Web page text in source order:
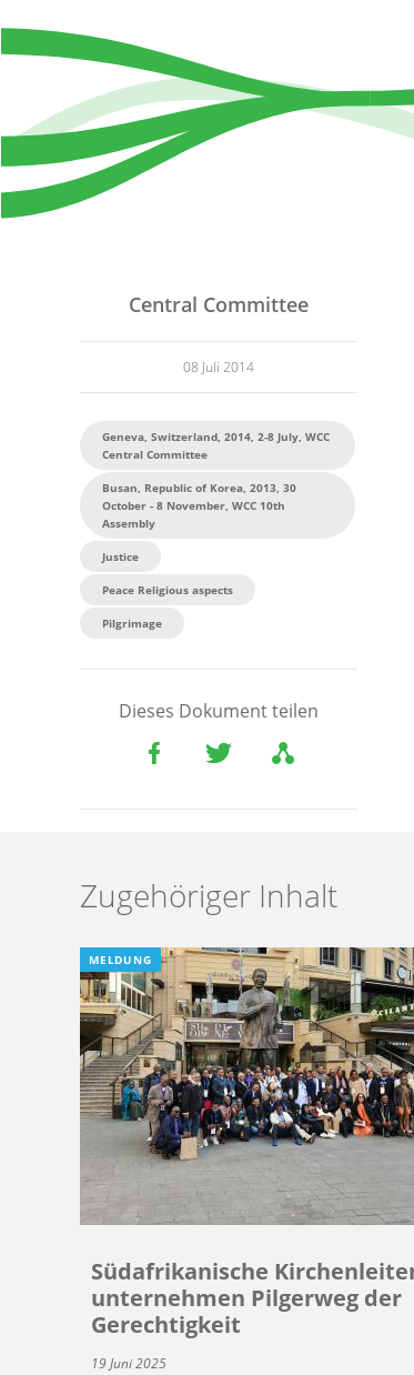
Central Committee
08 Juli 2014
Geneva, Switzerland, 2014, 2-8 July, WCC
Central Committee
Busan, Republic of Korea, 2013, 30
October - 8 November, WCC 10th
Assembly
Justice
Peace Religious aspects
Pilgrimage
Dieses Dokument teilen
Zugehöriger Inhalt
MELDUNG
Südafrikanische
unternehmen Pilgerweg der
Gerechtigkeit
19 Juni 2025